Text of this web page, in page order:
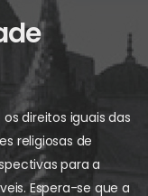
direitos iguais das
religiosas de
para a
Espera-se que a